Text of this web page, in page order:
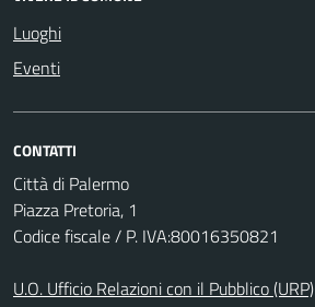
Luoghi
Eventi
CONTATTI
Città di Palermo
Piazza Pretoria, 1
Codice fiscale / P. IVA:80016350821
U.O. Ufficio Relazioni con il Pubblico (URP)